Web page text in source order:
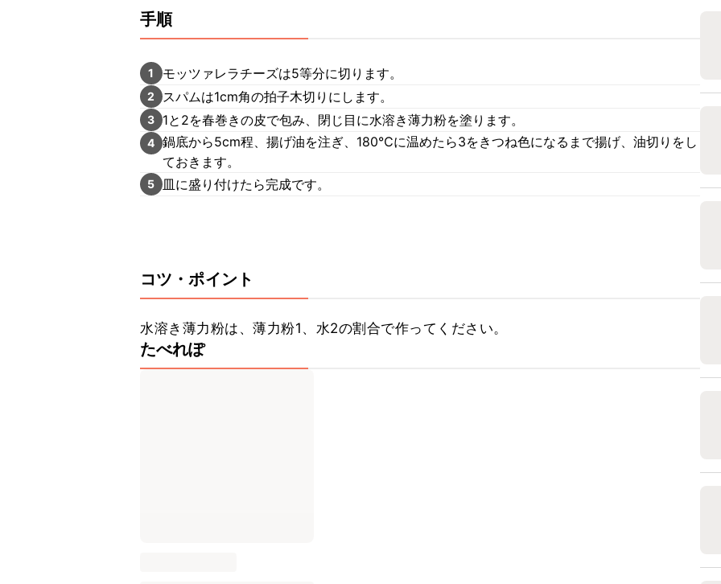
手順
1 モッツァレラチーズは5等分に切ります。
2 スパムは1cm角の拍子木切りにします。
3 1と2を春巻きの皮で包み、閉じ目に水溶き薄力粉を塗ります。
4 鍋底から5cm程、揚げ油を注ぎ、180℃に温めたら3をきつね色になるまで揚げ、油切りをし
ておきます。
5 皿に盛り付けたら完成です。
コツ・ポイント
水溶き薄力粉は、薄力粉1、水2の割合で作ってください。
たべれぽ